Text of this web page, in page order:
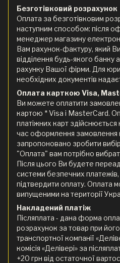
Безготівковий розрахунок
Оплата за безготівковим
наступним способом: після
менеджер магазину
Вам рахунок-фактуру, який
відділення будь-якого банку
рахунку Вашої фірми. Для
необхідних документів
Оплата карткою Visa,
Ви можете оплатити
картою * Visa і MasterCard.
платіжних карт
час оформлення замовлення
запропоновано зробити
"Оплата" вам потрібно
Після цього Ви будете
системи безпечних
підтвердити оплату. Оплата
випущеними на території
Накладений платіж
Післяплата - дана форма
розрахунок за товар при його
транспортної компанії
комісія «Делівері» за
+20 грн від остаточної